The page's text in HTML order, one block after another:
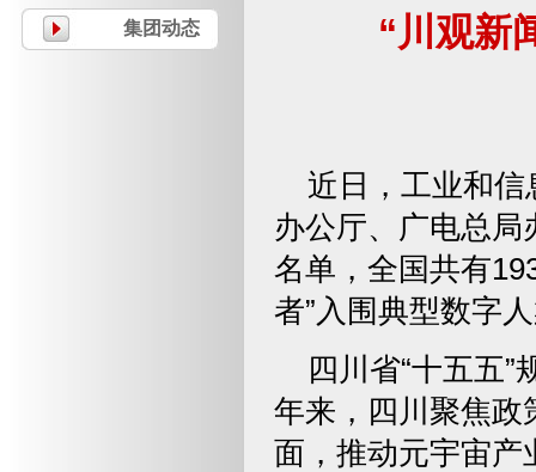
集团动态 “川观新
近日，工业和
办公厅、广电总局
名单，全国共有
者”入围典型数字
四川省“十五五
年来，四川聚焦政
面，推动元宇宙产